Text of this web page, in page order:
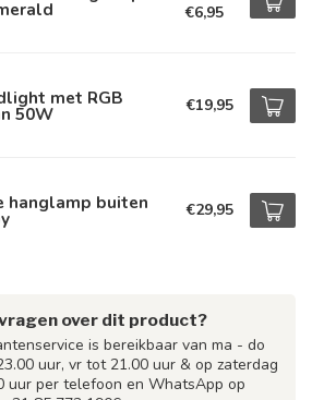
€6,95
met RGB
50W €19,95
hanglamp buiten €29,95
over dit product?
is bereikbaar van ma - do
uur, vr tot 21.00 uur & op zaterdag
uur per telefoon en WhatsApp op